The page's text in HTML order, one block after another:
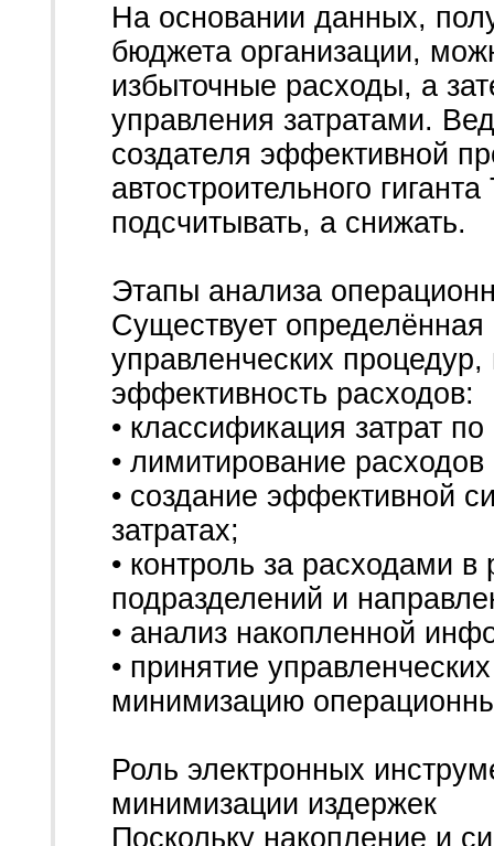
На основании данных,
бюджета организации,
избыточные расходы, а
управления затратами.
создателя эффективной
автостроительного
подсчитывать, а снижать.
Этапы анализа
Существует определённая
управленческих
эффективность расходов:
• классификация затрат
• лимитирование
• создание эффективной
затратах;
• контроль за расходами в
подразделений и
• анализ накопленной
• принятие
минимизацию
Роль электронных
минимизации издержек
Поскольку накопление и